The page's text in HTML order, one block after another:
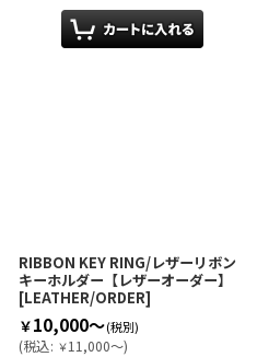
RIBBON KEY RING/レザーリボン
キーホルダー【レザーオーダー】
[LEATHER/ORDER]
￥10,000～(税別)
(税込: ￥11,000～)